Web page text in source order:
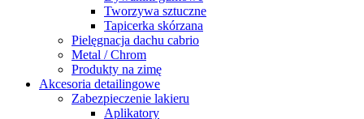
Tworzywa sztuczne
Tapicerka skórzana
Pielęgnacja dachu cabrio
Metal / Chrom
Produkty na zimę
Akcesoria detailingowe
Zabezpieczenie lakieru
Aplikatory